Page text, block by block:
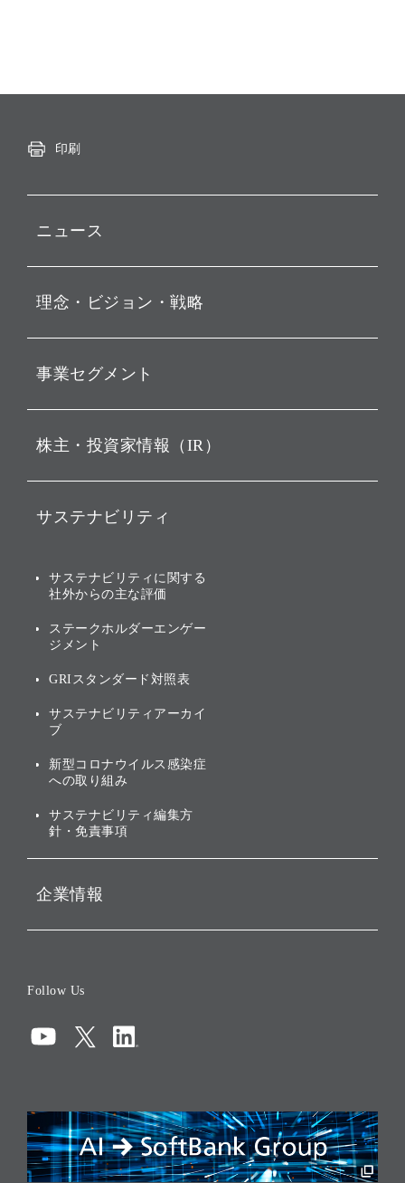
印刷
ニュース
お知らせ
動画配信
理念・ビジョン・戦略
経営理念
ビジョン
戦略
バリュー
ソフトバンクグループの歩
[AI] What dreams are made
事業セグメント
ソフトバンク・ビジョン・
その他
グループ企業一覧
株主・投資家情報（IR）
IRカレンダー
業績・財務
アニュアルレポート
株主・投資家情報（IR）に
サステナビリティ
トップメッセージ
サステナビリティの考え方
ガバナンス
投資先のサステナビリティ
サステナビリティに関する
社外からの主な評価
ステークホルダーエンゲー
ジメント
GRIスタンダード対照表
サステナビリティアーカイ
ブ
新型コロナウイルス感染症
への取り組み
サステナビリティ編集方
針・免責事項
企業情報
コンプライアンス
リスクマネジメント
税務に対する取り組み
採用情報
Follow Us